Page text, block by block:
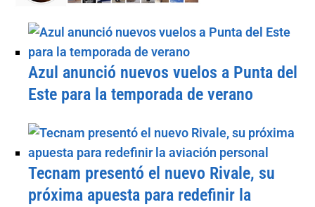
Azul anunció nuevos vuelos a Punta del
Este para la temporada de verano
Tecnam presentó el nuevo Rivale, su
próxima apuesta para redefinir la